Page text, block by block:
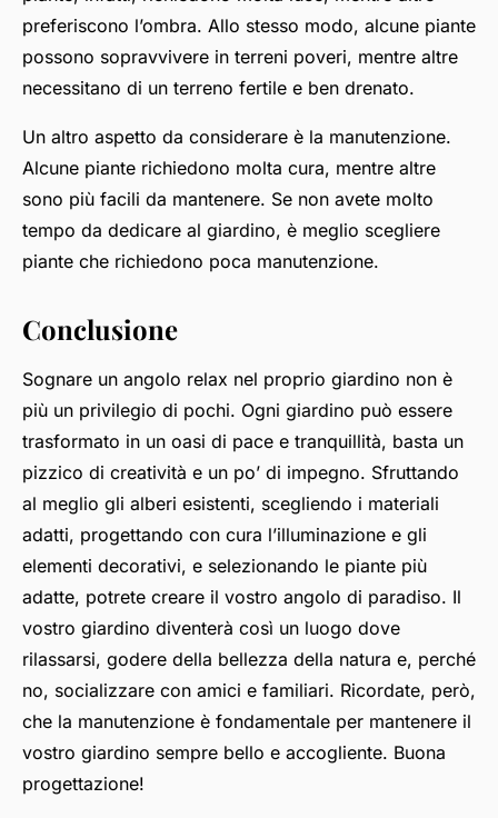
preferiscono l’ombra. Allo stesso modo, alcune piante
possono sopravvivere in terreni poveri, mentre altre
necessitano di un terreno fertile e ben drenato.
Un altro aspetto da considerare è la manutenzione.
Alcune piante richiedono molta cura, mentre altre
sono più facili da mantenere. Se non avete molto
tempo da dedicare al giardino, è meglio scegliere
piante che richiedono poca manutenzione.
Conclusione
Sognare un angolo relax nel proprio giardino non è
più un privilegio di pochi. Ogni giardino può essere
trasformato in un oasi di pace e tranquillità, basta un
pizzico di creatività e un po’ di impegno. Sfruttando
al meglio gli alberi esistenti, scegliendo i materiali
adatti, progettando con cura l’illuminazione e gli
elementi decorativi, e selezionando le piante più
adatte, potrete creare il vostro angolo di paradiso. Il
vostro giardino diventerà così un luogo dove
rilassarsi, godere della bellezza della natura e, perché
no, socializzare con amici e familiari. Ricordate, però,
che la manutenzione è fondamentale per mantenere il
vostro giardino sempre bello e accogliente. Buona
progettazione!